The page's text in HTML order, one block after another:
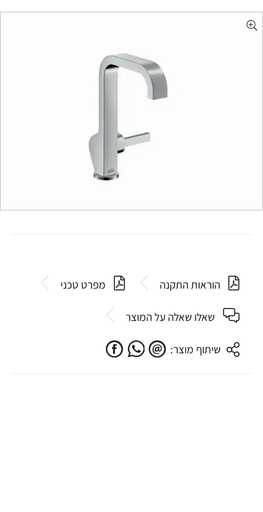
הוראות התקנה מפרט טכני
שאלו שאלה על המוצר
שיתוף מוצר: